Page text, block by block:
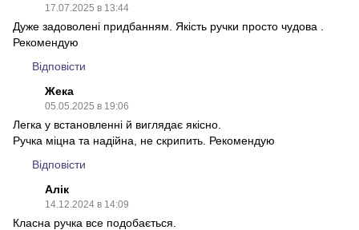
17.07.2025 в 13:44
Дуже задоволені придбанням. Якість ручки просто чудова .
Рекомендую
Відповісти
Жека
05.05.2025 в 19:06
Легка у встановленні й виглядає якісно.
Ручка міцна та надійна, не скрипить. Рекомендую
Відповісти
Алік
14.12.2024 в 14:09
Класна ручка все подобається.